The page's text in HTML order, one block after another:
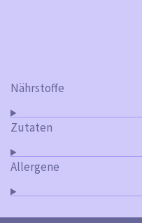
Nährstoffe
Zutaten
Allergene